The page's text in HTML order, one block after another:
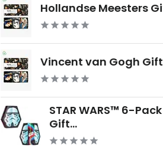
Hollandse Meesters
Vincent van Gogh Gift
STAR WARS™ 6-Pack
Gift...